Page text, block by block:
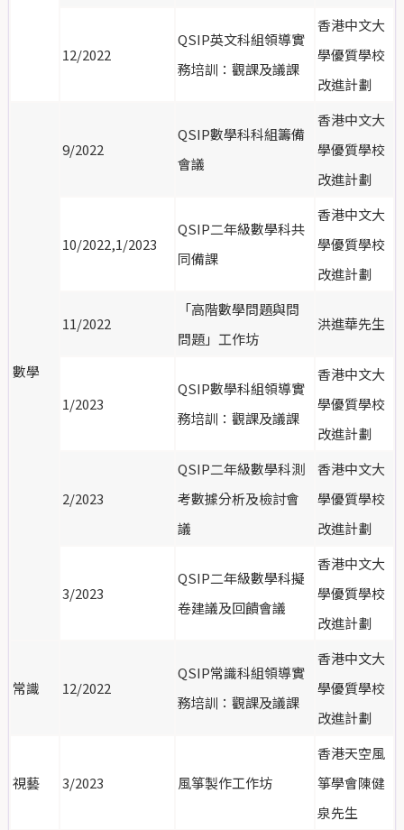
12/2022
QSIP英文科組領導實
務培訓：觀課及議課
香港中文大
學優質學校
改進計劃
數學
9/2022
QSIP數學科科組籌備
會議
香港中文大
學優質學校
改進計劃
10/2022,1/2023
QSIP二年級數學科共
同備課
香港中文大
學優質學校
改進計劃
11/2022
「高階數學問題與問
問題」工作坊
洪進華先生
1/2023
QSIP數學科組領導實
務培訓：觀課及議課
香港中文大
學優質學校
改進計劃
2/2023
QSIP二年級數學科測
考數據分析及檢討會
議
香港中文大
學優質學校
改進計劃
3/2023
QSIP二年級數學科擬
卷建議及回饋會議
香港中文大
學優質學校
改進計劃
常識 12/2022
QSIP常識科組領導實
務培訓：觀課及議課
香港中文大
學優質學校
改進計劃
視藝 3/2023 風箏製作工作坊
香港天空風
箏學會陳健
泉先生